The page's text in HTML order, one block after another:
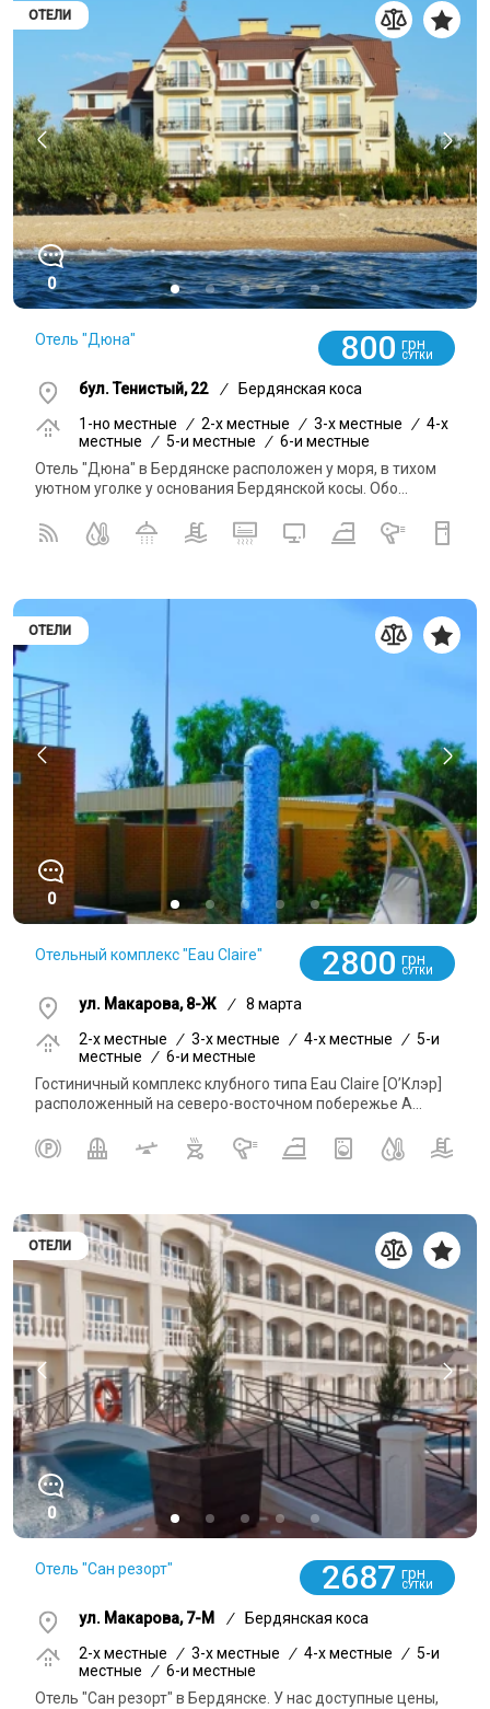
ОТЕЛИ
0
Отель "Дюна" 800 грн
СУТКИ
бул. Тенистый, 22 /
Бердянская коса
1-но местные
/ 2-x местные / 3-x местные / 4-x
местные
/ 5-и местные / 6-и местные
Отель "Дюна" в Бердянске расположен у моря, в тихом
уютном уголке у основания Бердянской косы. Обо...
ОТЕЛИ
0
Отельный комплекс "Eau Claire" 2800 грн
СУТКИ
ул. Макарова, 8-Ж /
8 марта
2-x местные
/ 3-x местные / 4-x местные / 5-и
местные
/ 6-и местные
Гостиничный комплекс клубного типа Eau Claire [О’Клэр]
расположенный на северо-восточном побережье А...
ОТЕЛИ
0
Отель "Сан резорт" 2687 грн
СУТКИ
ул. Макарова, 7-М /
Бердянская коса
2-x местные / 3-x местные / 4-x местные / 5-и
местные / 6-и местные
Отель "Сан резорт" в Бердянске. У нас доступные цены,